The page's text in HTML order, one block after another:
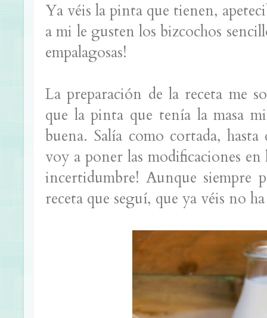
Ya véis la pinta que tienen,
a mi le gusten los bizcochos
empalagosas!
La preparación de la receta me
que la pinta que tenía la masa
buena. Salía como cortada,
voy a poner las modificaciones
incertidumbre! Aunque siempre
receta que seguí, que ya véis no